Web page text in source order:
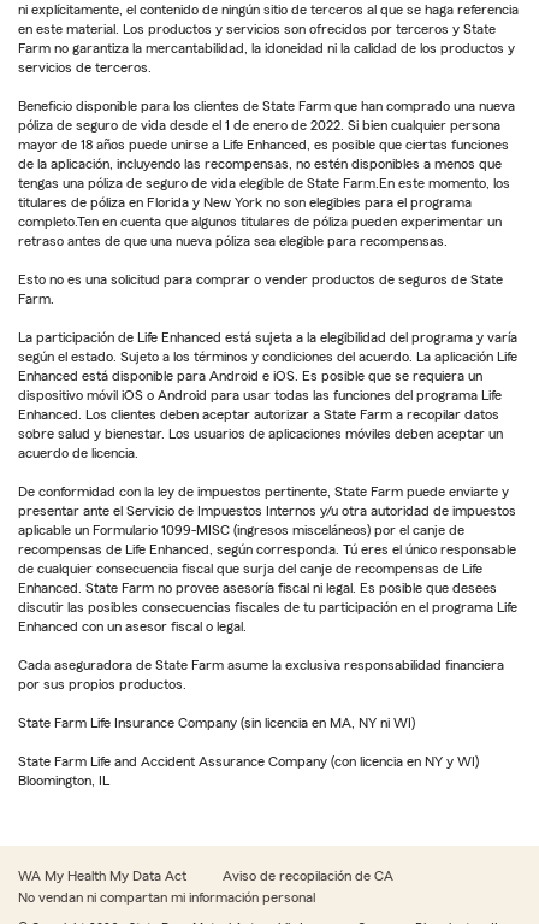
ni explícitamente, el contenido de ningún sitio de terceros al que se haga referencia
en este material. Los productos y servicios son ofrecidos por terceros y State
Farm no garantiza la mercantabilidad, la idoneidad ni la calidad de los productos y
servicios de terceros.
Beneficio disponible para los clientes de State Farm que han comprado una nueva
póliza de seguro de vida desde el 1 de enero de 2022. Si bien cualquier persona
mayor de 18 años puede unirse a Life Enhanced, es posible que ciertas funciones
de la aplicación, incluyendo las recompensas, no estén disponibles a menos que
tengas una póliza de seguro de vida elegible de State Farm.En este momento, los
titulares de póliza en Florida y New York no son elegibles para el programa
completo.Ten en cuenta que algunos titulares de póliza pueden experimentar un
retraso antes de que una nueva póliza sea elegible para recompensas.
Esto no es una solicitud para comprar o vender productos de seguros de State
Farm.
La participación de Life Enhanced está sujeta a la elegibilidad del programa y varía
según el estado. Sujeto a los términos y condiciones del acuerdo. La aplicación Life
Enhanced está disponible para Android e iOS. Es posible que se requiera un
dispositivo móvil iOS o Android para usar todas las funciones del programa Life
Enhanced. Los clientes deben aceptar autorizar a State Farm a recopilar datos
sobre salud y bienestar. Los usuarios de aplicaciones móviles deben aceptar un
acuerdo de licencia.
De conformidad con la ley de impuestos pertinente, State Farm puede enviarte y
presentar ante el Servicio de Impuestos Internos y/u otra autoridad de impuestos
aplicable un Formulario 1099-MISC (ingresos misceláneos) por el canje de
recompensas de Life Enhanced, según corresponda. Tú eres el único responsable
de cualquier consecuencia fiscal que surja del canje de recompensas de Life
Enhanced. State Farm no provee asesoría fiscal ni legal. Es posible que desees
discutir las posibles consecuencias fiscales de tu participación en el programa Life
Enhanced con un asesor fiscal o legal.
Cada aseguradora de State Farm asume la exclusiva responsabilidad financiera
por sus propios productos.
State Farm Life Insurance Company (sin licencia en MA, NY ni WI)
State Farm Life and Accident Assurance Company (con licencia en NY y WI)
Bloomington, IL
WA My Health My Data Act
Aviso de recopilación de CA
No vendan ni compartan mi información personal